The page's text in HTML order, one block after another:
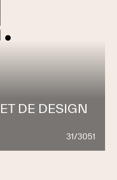
DE DESIGN
31/3051